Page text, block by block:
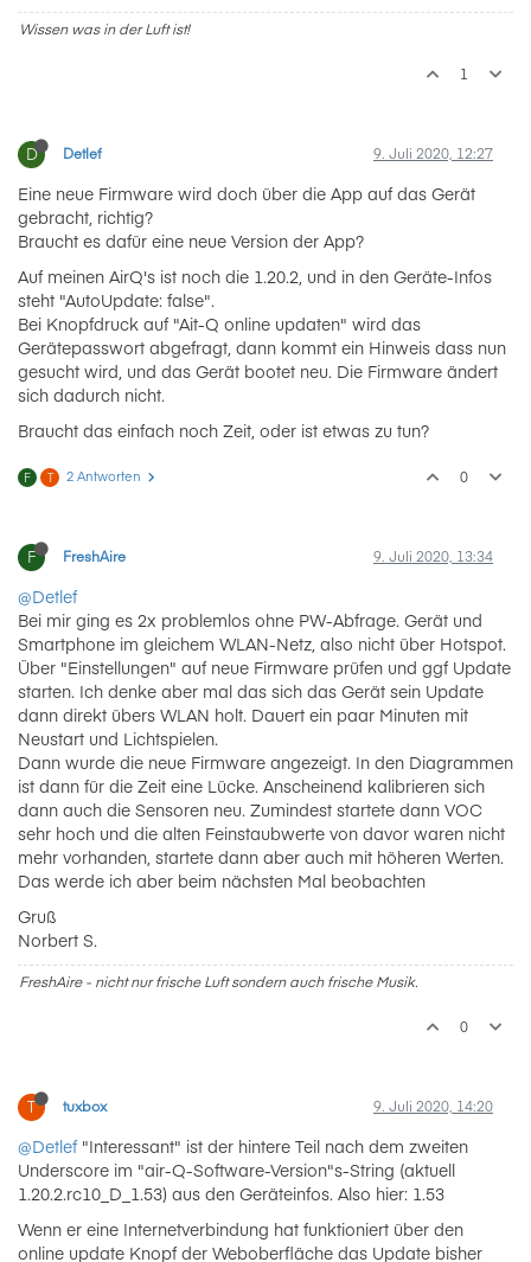
Wissen was in der Luft ist!
1
D Detlef 9. Juli 2020, 12:27
Eine neue Firmware wird doch über die App auf das Gerät
gebracht, richtig?
Braucht es dafür eine neue Version der App?
Auf meinen AirQ's ist noch die 1.20.2, und in den Geräte-Infos
steht "AutoUpdate: false".
Bei Knopfdruck auf "Ait-Q online updaten" wird das
Gerätepasswort abgefragt, dann kommt ein Hinweis dass nun
gesucht wird, und das Gerät bootet neu. Die Firmware ändert
sich dadurch nicht.
Braucht das einfach noch Zeit, oder ist etwas zu tun?
F T 2 Antworten 0
F FreshAire 9. Juli 2020, 13:34
@Detlef
Bei mir ging es 2x problemlos ohne PW-Abfrage. Gerät und
Smartphone im gleichem WLAN-Netz, also nicht über Hotspot.
Über "Einstellungen" auf neue Firmware prüfen und ggf Update
starten. Ich denke aber mal das sich das Gerät sein Update
dann direkt übers WLAN holt. Dauert ein paar Minuten mit
Neustart und Lichtspielen.
Dann wurde die neue Firmware angezeigt. In den Diagrammen
ist dann für die Zeit eine Lücke. Anscheinend kalibrieren sich
dann auch die Sensoren neu. Zumindest startete dann VOC
sehr hoch und die alten Feinstaubwerte von davor waren nicht
mehr vorhanden, startete dann aber auch mit höheren Werten.
Das werde ich aber beim nächsten Mal beobachten
Gruß
Norbert S.
FreshAire - nicht nur frische Luft sondern auch frische Musik.
0
T tuxbox 9. Juli 2020, 14:20
@Detlef"Interessant" ist der hintere Teil nach dem zweiten
Underscore im "air-Q-Software-Version"s-String (aktuell
1.20.2.rc10_D_1.53) aus den Geräteinfos. Also hier: 1.53
Wenn er eine Internetverbindung hat funktioniert über den
online update Knopf der Weboberfläche das Update bisher